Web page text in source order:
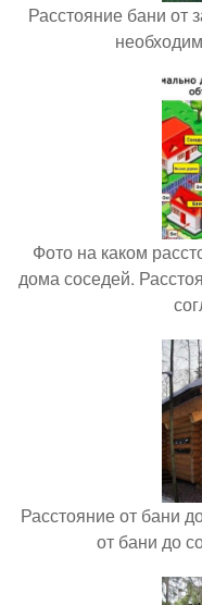
Расстояние бани от
Фото на каком
дома соседей.
Расстояние от бани
от бани до